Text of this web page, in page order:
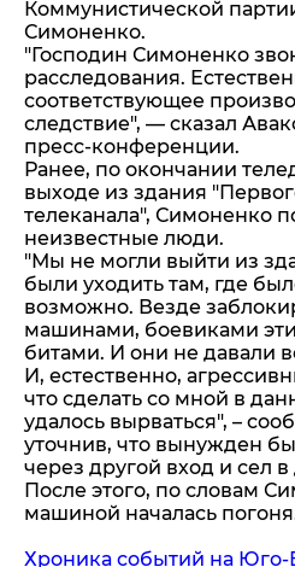
Коммунистической
Симоненко.
"Господин Симоненко
расследования.
соответствующее
следствие", — сказал
пресс-конференции.
Ранее, по окончании
выходе из здания
телеканала", Симоненко
неизвестные люди.
"Мы не могли выйти из
были уходить там, где
возможно. Везде
машинами, боевиками
битами. И они не давали
И, естественно,
что сделать со мной в
удалось вырваться", –
уточнив, что вынужден
через другой вход и сел
После этого, по словам
машиной началась
Хроника событий на Юго-